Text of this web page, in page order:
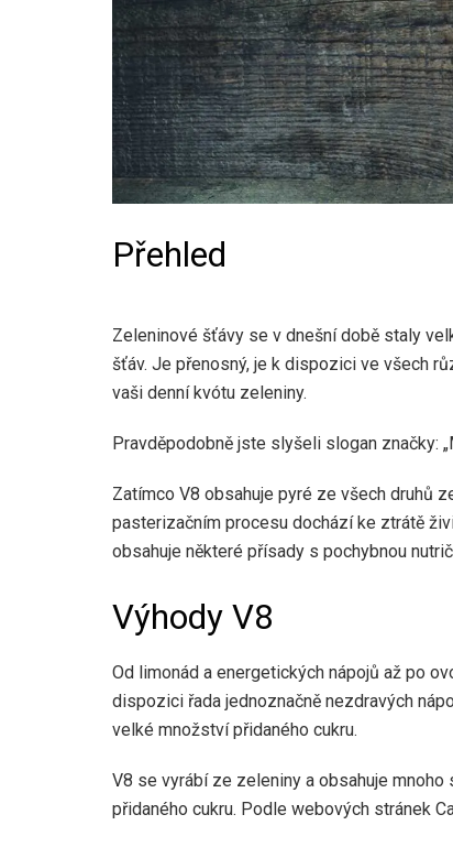
Přehled
Zeleninové šťávy se v dnešní době staly
šťáv. Je přenosný, je k dispozici ve všech
vaši denní kvótu zeleniny.
Pravděpodobně jste slyšeli slogan značky:
Zatímco V8 obsahuje pyré ze všech druhů
pasterizačním procesu dochází ke ztrátě
obsahuje některé přísady s pochybnou
Výhody V8
Od limonád a energetických nápojů až po
dispozici řada jednoznačně nezdravých
velké množství přidaného cukru.
V8 se vyrábí ze zeleniny a obsahuje
přidaného cukru. Podle webových stránek